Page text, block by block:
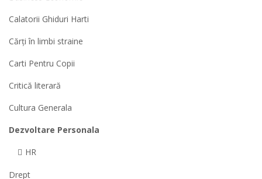
Calatorii Ghiduri Harti
Cărți în limbi straine
Carti Pentru Copii
Critică literară
Cultura Generala
Dezvoltare Personala
HR
Drept